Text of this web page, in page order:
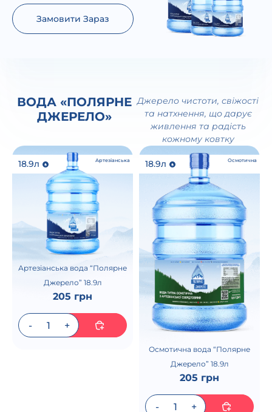
Замовити Зараз
ВОДА «ПОЛЯРНЕ
ДЖЕРЕЛО»
Джерело чистоти, свіжості
та натхнення, що дарує
живлення та радість
кожному ковтку
18.9л Артезіанська
Артезіанська вода “Полярне
Джерело” 18.9л
205 грн
18.9л Осмотична
Осмотична вода “Полярне
Джерело” 18.9л
205 грн